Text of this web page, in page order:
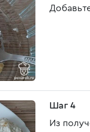
Шаг 4
Из